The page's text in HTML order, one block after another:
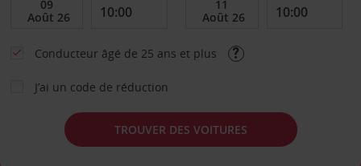
Conducteur âgé de 25 ans et plus
J’ai un code de réduction
TROUVER DES VOITURES